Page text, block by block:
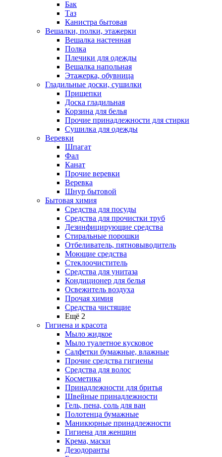
Бак
Таз
Канистра бытовая
Вешалки, полки, этажерки
Вешалка настенная
Полка
Плечики для одежды
Вешалка напольная
Этажерка, обувница
Гладильные доски, сушилки
Прищепки
Доска гладильная
Корзина для белья
Прочие принадлежности для стирки
Сушилка для одежды
Веревки
Шпагат
Фал
Канат
Прочие веревки
Веревка
Шнур бытовой
Бытовая химия
Средства для посуды
Средства для прочистки труб
Дезинфицирующие средства
Стиральные порошки
Отбеливатель, пятновыводитель
Моющие средства
Стеклоочиститель
Средства для унитаза
Кондиционер для белья
Освежитель воздуха
Прочая химия
Средства чистящие
Ещё 2
Гигиена и красота
Мыло жидкое
Мыло туалетное кусковое
Салфетки бумажные, влажные
Прочие средства гигиены
Средства для волос
Косметика
Принадлежности для бритья
Швейные принадлежности
Гель, пена, соль для ван
Полотенца бумажные
Маникюрные принадлежности
Гигиена для женщин
Крема, маски
Дезодоранты